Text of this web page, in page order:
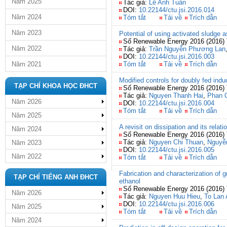
Năm 2024
Năm 2023
Năm 2022
Năm 2021
TẠP CHÍ KHOA HỌC ĐHCT
Năm 2026
Năm 2025
Năm 2024
Năm 2023
Năm 2022
TẠP CHÍ TIẾNG ANH ĐHCT
Năm 2026
Năm 2025
Năm 2024
Tác giả: Lê Anh Tuấn
DOI: 10.22144/ctu.jsi.2016.014
Tóm tắt
Tải về Trích dẫn
Potential of using activated sludge
Số Renewable Energy 2016 (2016)
Tác giả: Trần Nguyễn Phương Lan
DOI: 10.22144/ctu.jsi.2016.003
Tóm tắt
Tải về Trích dẫn
Modified controls for doubly fed
Số Renewable Energy 2016 (2016)
Tác giả: Nguyen Thanh Hai, Phan
DOI: 10.22144/ctu.jsi.2016.004
Tóm tắt
Tải về Trích dẫn
A revisit on dissipation and its
Số Renewable Energy 2016 (2016)
Tác giả: Nguyen Chi Thuan,
DOI: 10.22144/ctu.jsi.2016.005
Tóm tắt
Tải về Trích dẫn
Fabrication and characterization of
ethanol
Số Renewable Energy 2016 (2016)
Tác giả: Nguyen Huu Hieu, To Lan
DOI: 10.22144/ctu.jsi.2016.006
Tóm tắt
Tải về Trích dẫn